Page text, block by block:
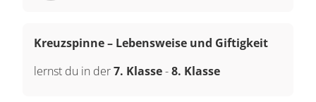
Kreuzspinne – Lebensweise und Giftigkeit
lernst du in der7. Klasse-8. Klasse